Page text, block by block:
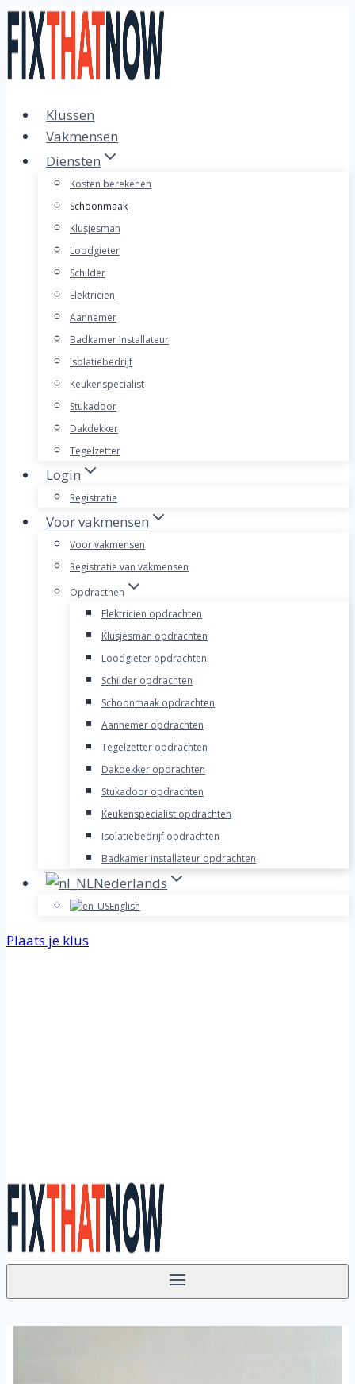
Doorgaan
naar
inhoud
Klussen
Vakmensen
Diensten
Kosten berekenen
Schoonmaak
Klusjesman
Loodgieter
Schilder
Elektricien
Aannemer
Badkamer Installateur
Isolatiebedrijf
Keukenspecialist
Stukadoor
Dakdekker
Tegelzetter
Login
Registratie
Voor vakmensen
Voor vakmensen
Registratie van vakmensen
Opdracthen
Elektricien opdrachten
Klusjesman opdrachten
Loodgieter opdrachten
Schilder opdrachten
Schoonmaak opdrachten
Aannemer opdrachten
Tegelzetter opdrachten
Dakdekker opdrachten
Stukadoor opdrachten
Keukenspecialist opdrachten
Isolatiebedrijf opdrachten
Badkamer installateur opdrachten
Nederlands
English
Plaats je klus